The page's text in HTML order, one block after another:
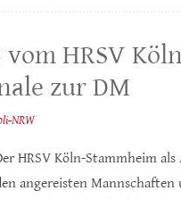
vom HRSV
zur DM
NRW
HRSV Köln-Stammheim
angereisten